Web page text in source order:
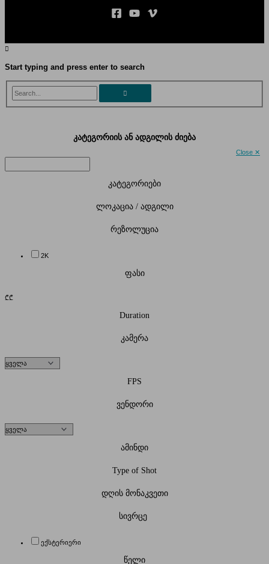
Start typing and press enter to search
Search...
Close ✕
კატეგორიის ან ადგილის ძიება
კატეგორიები
ლოკაცია / ადგილი
რეზოლუცია
2K
ფასი
₾₾
Duration
კამერა
FPS
ვენდორი
ამინდი
Type of Shot
დღის მონაკვეთი
სივრცე
ექსტერიერი
წელი